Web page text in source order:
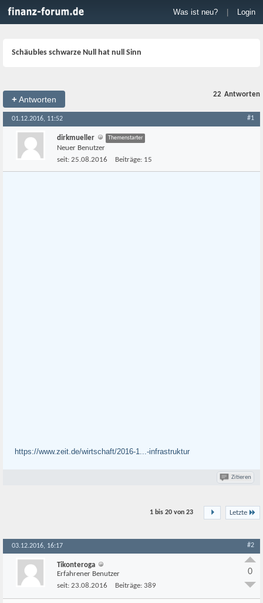
Was ist neu? Login
Schäubles schwarze Null hat null Sinn
+Antworten
22 Antworten
01.12.2016, 11:52 #1
dirkmueller Themenstarter
Neuer Benutzer
seit: 25.08.2016 Beiträge: 15
https://www.zeit.de/wirtschaft/2016-1...-infrastruktur
Zitieren
Letzte
1 bis 20 von 23
03.12.2016, 16:17 #2
Tikonteroga
Erfahrener Benutzer
seit: 23.08.2016 Beiträge: 389
0